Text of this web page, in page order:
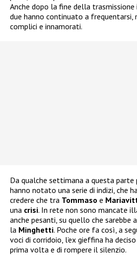
Anche dopo la fine della trasmissione
due hanno continuato a frequentarsi,
complici e innamorati.
Da qualche settimana a questa parte
hanno notato una serie di indizi, che
credere che tra Tommaso e
una crisi. In rete non sono mancate
anche pesanti, su quello che sarebbe
la Minghetti. Poche ore fa così, a
voci di corridoio, l’ex gieffina ha
prima volta e di rompere il silenzio.